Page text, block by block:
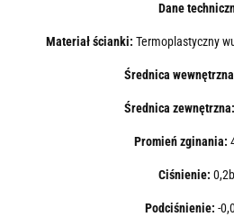
Dane
Materiał ścianki: Termoplastyczny
Średnica
Średnica
Promień zginania:
Ciśnienie:
Podciśnienie: -